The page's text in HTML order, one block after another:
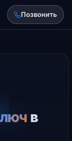
Позвонить
в